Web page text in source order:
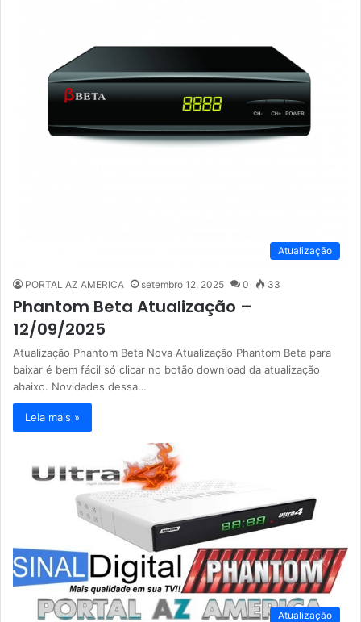
Atualização
PORTAL AZ AMERICA setembro 12, 2025 0 33
Phantom Beta Atualização –
12/09/2025
Atualização Phantom Beta Nova Atualização Phantom Beta para
baixar é bem fácil só clicar no botão download da atualização
abaixo. Novidades dessa…
Leia mais »
Atualização